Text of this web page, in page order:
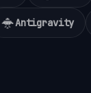
Antigravity